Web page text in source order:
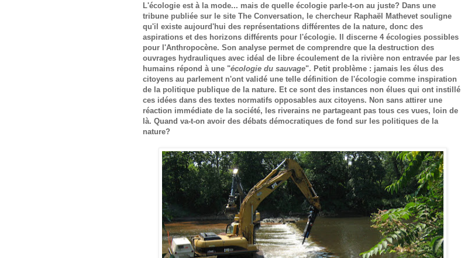
L'écologie est à la mode... mais de quelle écologie parle-t-on au juste? Dans une
tribune publiée sur le site The Conversation, le chercheur Raphaël Mathevet souligne
qu'il existe aujourd'hui des représentations différentes de la nature, donc des
aspirations et des horizons différents pour l'écologie. Il discerne 4 écologies possibles
pour l'Anthropocène. Son analyse permet de comprendre que la destruction des
ouvrages hydrauliques avec idéal de libre écoulement de la rivière non entravée par les
humains répond à une "écologie du sauvage". Petit problème : jamais les élus des
citoyens au parlement n'ont validé une telle définition de l'écologie comme inspiration
de la politique publique de la nature. Et ce sont des instances non élues qui ont instillé
ces idées dans des textes normatifs opposables aux citoyens. Non sans attirer une
réaction immédiate de la société, les riverains ne partageant pas tous ces vues, loin de
là. Quand va-t-on avoir des débats démocratiques de fond sur les politiques de la
nature?